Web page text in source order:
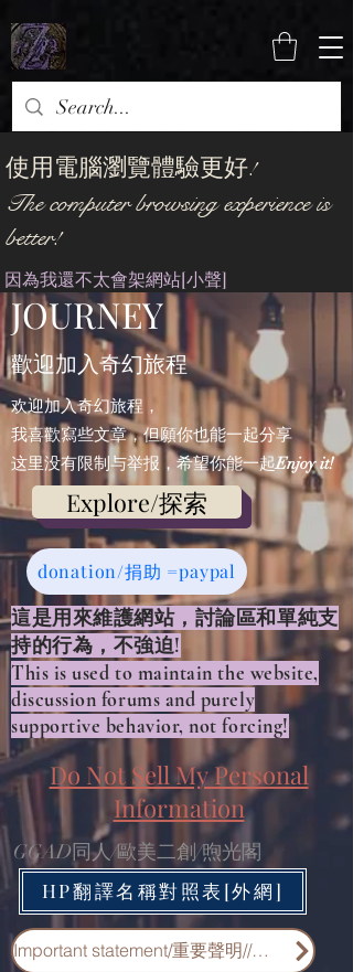
WELCOME TO JOIN
THE FANTASY
JOURNEY
使用電腦瀏覽體驗更好!
The computer browsing experience is
better!
​因為我還不太會架網站[小聲]
歡迎加入奇幻旅程
Explore/探索
欢迎加入奇幻旅程，
我喜歡寫些文章，但願你也能一起分享
这里没有限制与举报，希望你能一起Enjoy it!
donation/捐助 =paypal
​這是用來維護網站，討論區和單純支
持的行為，不強迫!​
This is used to maintain the website,
discussion forums and purely
supportive behavior, not forcing!
Do Not Sell My Personal
Information
GGAD同人/歐美二創/煦光閣
HP翻譯名稱對照表[外網]
Important statement/重要聲明//重要申明